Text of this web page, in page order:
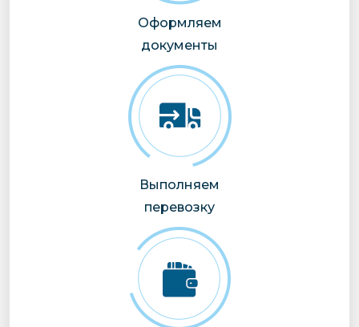
Оформляем
документы
Выполняем
перевозку